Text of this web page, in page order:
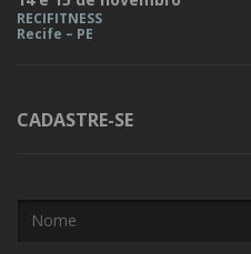
RECIFITNESS
Recife – PE
CADASTRE-SE